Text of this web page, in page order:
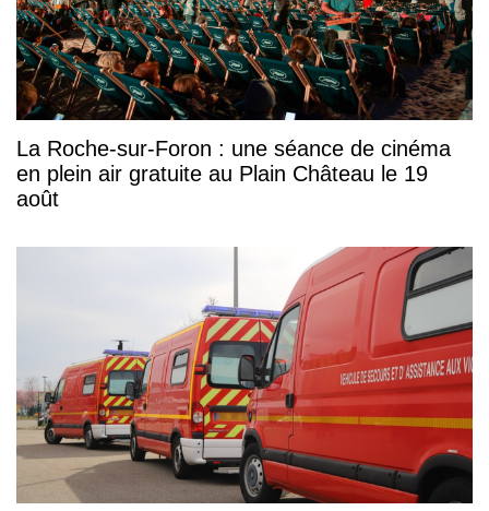
La Roche-sur-Foron : une séance de cinéma
en plein air gratuite au Plain Château le 19
août